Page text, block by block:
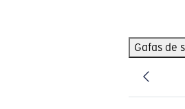
Gafas de
BÚSQUEDAS POPULARES
Pilothouse PRO Limited Edition Pack
Gafas de sol personalizadas